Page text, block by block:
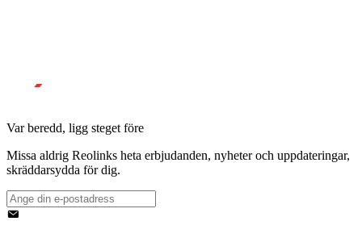
Var beredd, ligg steget före
Missa aldrig Reolinks heta erbjudanden, nyheter och uppdateringar,
skräddarsydda för dig.